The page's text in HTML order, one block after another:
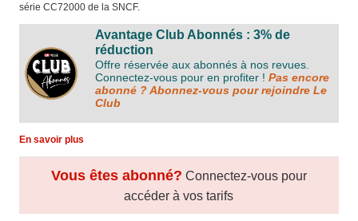
série CC72000 de la SNCF.
Avantage Club Abonnés : 3% de
réduction
Offre réservée aux abonnés à nos revues.
Connectez-vous pour en profiter ! Pas encore
abonné ? Abonnez-vous pour rejoindre Le
Club
En savoir plus
Vous êtes abonné? Connectez-vous pour
accéder à vos tarifs